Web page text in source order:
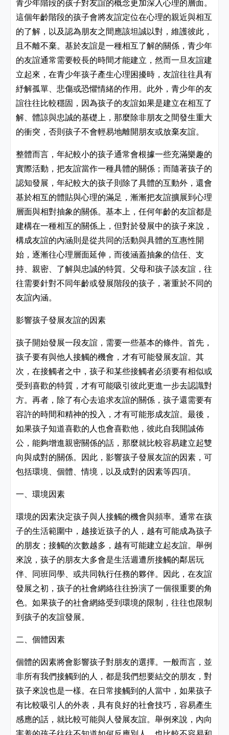
青少年階段的孩子對友誼的概念更加深入心理的層面。
這個年齡階段的孩子會將友誼定位在心理的親近與相互
的了解，以及認為朋友之間應該坦誠以對，維護彼此，
且不離不棄。基於友誼是一種相互了解的關係，青少年
的友誼通常需要較長的時間才能建立，然而一旦友誼建
立起來，在青少年孩子產生心理困擾時，友誼往往具有
紓解孤單、悲傷或恐懼情緒的作用。此外，青少年的友
誼往往比較穩固，因為孩子的友誼如果是建立在相互了
解、體諒與忠誠的基礎上，那麼除非朋友之間發生重大
的衝突，否則孩子不會輕易地離開朋友或放棄友誼。
整體而言，年紀較小的孩子通常會根據一些充滿樂趣的
實際活動，把友誼當作一種具體的關係；而隨著孩子的
認知發展，年紀較大的孩子則除了具體的互動外，還會
基於相互的體貼與心理的滿足，漸漸把友誼擴展到心理
層面與相對抽象的關係。基本上，任何年齡的友誼都是
建構在一種相互的關係上，但對於發展中的孩子來說，
構成友誼的內涵則是從共同的活動與具體的互惠性開
始，逐漸往心理層面延伸，而後涵蓋抽象的信任、支
持、親密、了解與忠誠的特質。父母和孩子談友誼，往
往需要針對不同年齡或發展階段的孩子，著重於不同的
友誼內涵。
影響孩子發展友誼的因素
孩子開始發展一段友誼 ，需要一些基本的條件。首先 ，
孩子要有與他人接觸的機會，才有可能發展友誼。其
次，在接觸者之中，孩子和某些接觸者必須要有相似或
受到喜歡的特質，才有可能吸引彼此更進一步去認識對
方。再者，除了有心去追求友誼的關係，孩子還需要有
容許的時間和精神的投入，才有可能形成友誼。最後，
如果孩子知道喜歡的人也會喜歡他，彼此自我開誠佈
公，能夠增進親密關係的話，那麼就比較容易建立起雙
向與成對的關係。因此，影響孩子發展友誼的因素，可
包括環境、個體、情境，以及成對的因素等四項。
一、環境因素
環境的因素決定孩子與人接觸的機會與頻率。通常在孩
子的生活範圍中 ， 越接近孩子的人 ， 越有可能成為孩子
的朋友 ；接觸的次數越多 ， 越有可能建立起友誼。舉例
來說 ，孩子的朋友大多會是生活週遭所接觸的鄰居玩
伴、 同班同學、或共同執行任務的夥伴。因此，在友誼
發展之初 ，孩子的社會網絡往往扮演了一個很重要的角
色。如果孩子的社會網絡受到環境的限制，往往也限制
到孩子的友誼發展。
二、個體因素
個體的因素將會影響孩子對朋友的選擇。一般而言，並
非所有我們接觸到的人，都是我們想要結交的朋友，對
孩子來說也是一樣。在日常接觸到的人當中，如果孩子
有比較吸引人的外表，具有良好的社會技巧，容易產生
感應的話，就比較可能與人發展友誼。舉例來說，內向